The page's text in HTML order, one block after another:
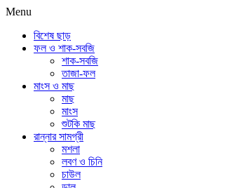
Menu
বিশেষ ছাড়
ফল ও শাক-সবজি
শাক-সবজি
তাজা-ফল
মাংস ও মাছ
মাছ
মাংস
শুটকি মাছ
রান্নার সামগ্রী
মশলা
লবণ ও চিনি
চাউল